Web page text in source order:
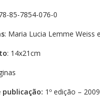
85-7854-076-0
: Maria Lucia Lemme Weiss
: 14x21cm
publicação: 1º edição –